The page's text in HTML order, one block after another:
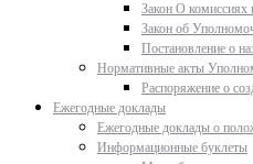
Закон О комиссиях
Закон об
Постановление о
Нормативные акты
Распоряжение о
Ежегодные доклады
Ежегодные доклады о
Информационные буклеты